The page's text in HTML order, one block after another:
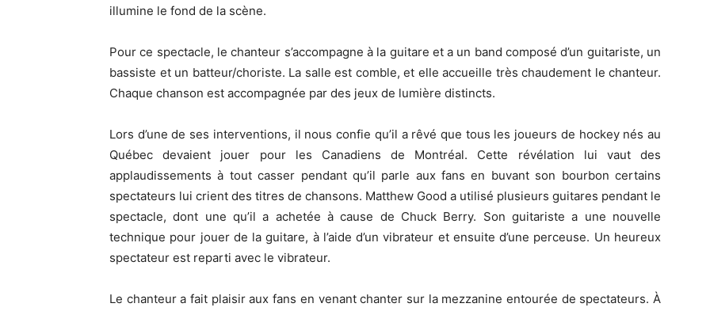
illumine le fond de la scène.
Pour ce spectacle, le chanteur s’accompagne à la guitare et a un band composé d’un guitariste, un
bassiste et un batteur/choriste. La salle est comble, et elle accueille très chaudement le chanteur.
Chaque chanson est accompagnée par des jeux de lumière distincts.
Lors d’une de ses interventions, il nous confie qu’il a rêvé que tous les joueurs de hockey nés au
Québec devaient jouer pour les Canadiens de Montréal. Cette révélation lui vaut des
applaudissements à tout casser pendant qu’il parle aux fans en buvant son bourbon certains
spectateurs lui crient des titres de chansons. Matthew Good a utilisé plusieurs guitares pendant le
spectacle, dont une qu’il a achetée à cause de Chuck Berry. Son guitariste a une nouvelle
technique pour jouer de la guitare, à l’aide d’un vibrateur et ensuite d’une perceuse. Un heureux
spectateur est reparti avec le vibrateur.
Le chanteur a fait plaisir aux fans en venant chanter sur la mezzanine entourée de spectateurs. À